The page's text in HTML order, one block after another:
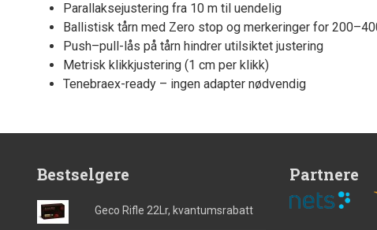
Parallaksejustering fra 10 m til uendelig
Ballistisk tårn med Zero stop og merkeringer for
Push–pull-lås på tårn hindrer utilsiktet justering
Metrisk klikkjustering (1 cm per klikk)
Tenebraex-ready – ingen adapter nødvendig
Bestselgere
Geco Rifle 22Lr, kvantumsrabatt
Partnere